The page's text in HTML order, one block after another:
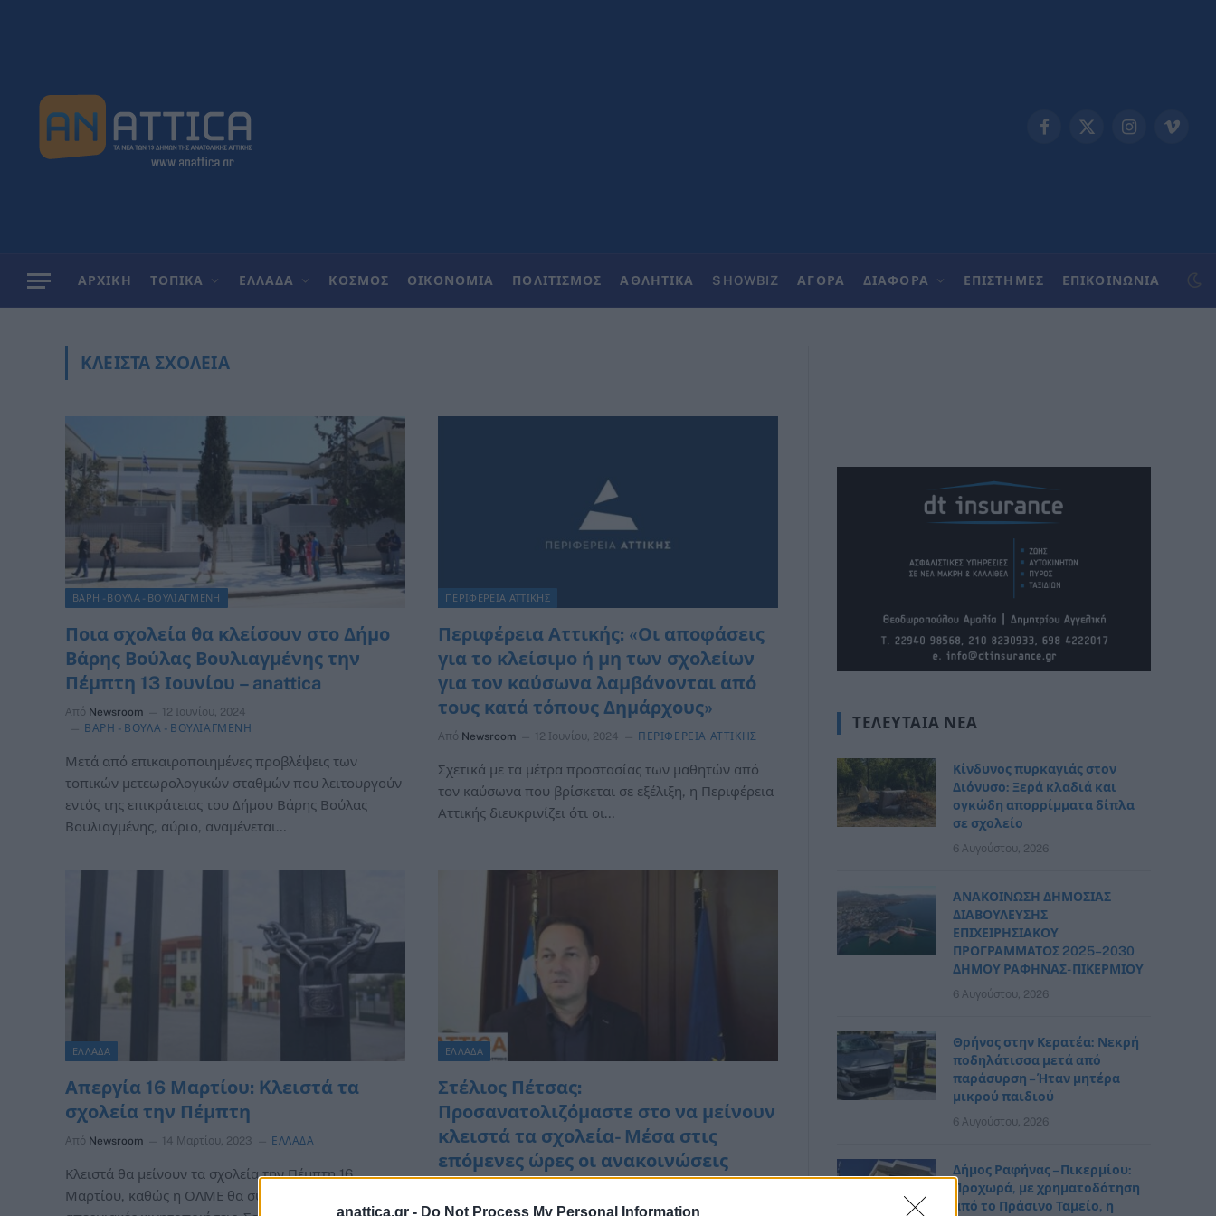
anattica.gr - Do Not Process My Personal Information
Facebook
X
InstagramVimeo
ΑΡΧΙΚΗ ΤΟΠΙΚΑ ΕΛΛΑΔΑ ΚΟΣΜΟΣ ΟΙΚΟΝΟΜΙΑ ΠΟΛΙΤΙΣΜΟΣ ΑΘΛΗΤΙΚΑ SHOWBIZ ΑΓΟΡΑ ΔΙΑΦΟΡΑ ΕΠΙΣΤΗΜΕΣ ΕΠΙΚΟΙΝΩΝΊΑ
ΚΛΕΙΣΤΑ ΣΧΟΛΕΙΑ
ΒΑΡΗ - ΒΟΥΛΑ - ΒΟΥΛΙΑΓΜΕΝΗ
Ποια σχολεία θα κλείσουν στο Δήμο
Βάρης Βούλας Βουλιαγμένης την
Πέμπτη 13 Ιουνίου – anattica
Από Newsroom
12 Ιουνίου, 2024
ΒΑΡΗ - ΒΟΥΛΑ - ΒΟΥΛΙΑΓΜΕΝΗ
Μετά από επικαιροποιημένες προβλέψεις των
τοπικών μετεωρολογικών σταθμών που λειτουργούν
εντός της επικράτειας του Δήμου Βάρης Βούλας
Βουλιαγμένης, αύριο, αναμένεται…
ΠΕΡΙΦΕΡΕΙΑ ΑΤΤΙΚΗΣ
Περιφέρεια Αττικής: «Οι αποφάσεις
για το κλείσιμο ή μη των σχολείων
για τον καύσωνα λαμβάνονται από
τους κατά τόπους Δημάρχους»
Από Newsroom 12 Ιουνίου, 2024 ΠΕΡΙΦΕΡΕΙΑ ΑΤΤΙΚΗΣ
Σχετικά με τα μέτρα προστασίας των μαθητών από
τον καύσωνα που βρίσκεται σε εξέλιξη, η Περιφέρεια
Αττικής διευκρινίζει ότι οι…
ΕΛΛΑΔΑ
Απεργία 16 Μαρτίου: Kλειστά τα
σχολεία την Πέμπτη
Από Newsroom 14 Μαρτίου, 2023 ΕΛΛΑΔΑ
Κλειστά θα μείνουν τα σχολεία την Πέμπτη 16
Μαρτίου, καθώς η ΟΛΜΕ θα συμμετάσχει στις
ΕΛΛΑΔΑ
Στέλιος Πέτσας:
Προσανατολιζόμαστε στο να μείνουν
κλειστά τα σχολεία- Μέσα στις
επόμενες ώρες οι ανακοινώσεις
ΤΕΛΕΥΤΑΊΑ ΝΈΑ
Κίνδυνος πυρκαγιάς στον
Διόνυσο: Ξερά κλαδιά και
ογκώδη απορρίμματα δίπλα
σε σχολείο
6 Αυγούστου, 2026
ΑΝΑΚΟΙΝΩΣΗ ΔΗΜΟΣΙΑΣ
ΔΙΑΒΟΥΛΕΥΣΗΣ
ΕΠΙΧΕΙΡΗΣΙΑΚΟΥ
ΠΡΟΓΡΑΜΜΑΤΟΣ 2025–2030
ΔΗΜΟΥ ΡΑΦΗΝΑΣ- ΠΙΚΕΡΜΙΟΥ
6 Αυγούστου, 2026
Θρήνος στην Κερατέα: Νεκρή
ποδηλάτισσα μετά από
παράσυρση – Ήταν μητέρα
μικρού παιδιού
6 Αυγούστου, 2026
Δήμος Ραφήνας – Πικερμίου:
Προχωρά, με χρηματοδότηση
από το Πράσινο Ταμείο, η